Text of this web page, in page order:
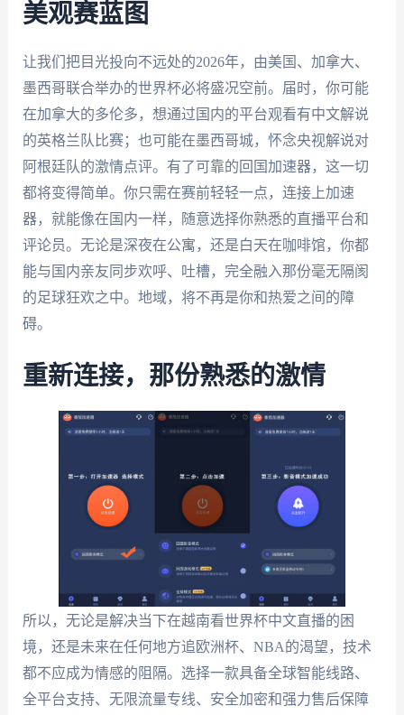
美观赛蓝图
让我们把目光投向不远处的2026年，由美国、加拿大、
墨西哥联合举办的世界杯必将盛况空前。届时，你可能
在加拿大的多伦多，想通过国内的平台观看有中文解说
的英格兰队比赛；也可能在墨西哥城，怀念央视解说对
阿根廷队的激情点评。有了可靠的回国加速器，这一切
都将变得简单。你只需在赛前轻轻一点，连接上加速
器，就能像在国内一样，随意选择你熟悉的直播平台和
评论员。无论是深夜在公寓，还是白天在咖啡馆，你都
能与国内亲友同步欢呼、吐槽，完全融入那份毫无隔阂
的足球狂欢之中。地域，将不再是你和热爱之间的障
碍。
重新连接，那份熟悉的激情
所以，无论是解决当下在越南看世界杯中文直播的困
境，还是未来在任何地方追欧洲杯、NBA的渴望，技术
都不应成为情感的阻隔。选择一款具备全球智能线路、
全平台支持、无限流量专线、安全加密和强力售后保障